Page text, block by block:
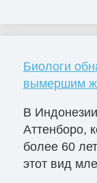
Биологи
вымершим
В
Аттенборо,
более 60
этот вид